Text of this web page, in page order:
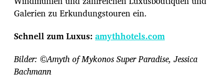
Galerien zu Erkundungstouren ein.
Schnell zum Luxus: amythhotels.com
Bilder: ©Amyth of Mykonos Super Paradise, Jessica
Bachmann